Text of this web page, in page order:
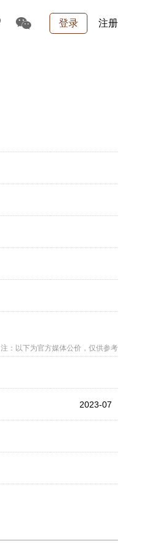
登录 注册
注：以下为官方媒体公价，仅供参考
2023-07